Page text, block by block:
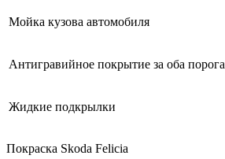
Мойка кузова автомобиля
Антигравийное покрытие за оба порога
Жидкие подкрылки
Покраска Skoda Felicia